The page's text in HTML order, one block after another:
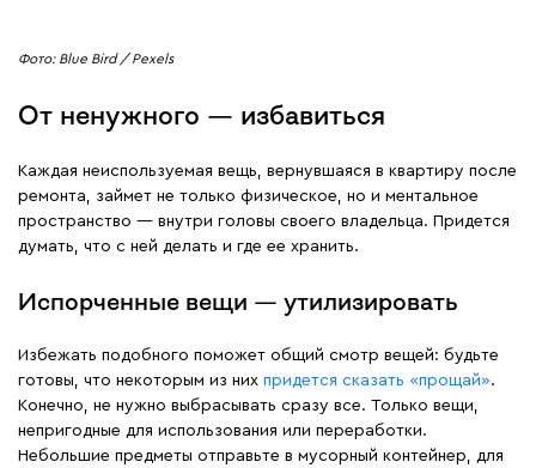
Фото: Blue Bird / Pexels
От ненужного — избавиться
Каждая неиспользуемая вещь, вернувшаяся в квартиру после
ремонта, займет не только физическое, но и ментальное
пространство — внутри головы своего владельца. Придется
думать, что с ней делать и где ее хранить.
Испорченные вещи — утилизировать
Избежать подобного поможет общий смотр вещей: будьте
готовы, что некоторым из них придется сказать «прощай».
Конечно, не нужно выбрасывать сразу все. Только вещи,
непригодные для использования или переработки.
Небольшие предметы отправьте в мусорный контейнер, для